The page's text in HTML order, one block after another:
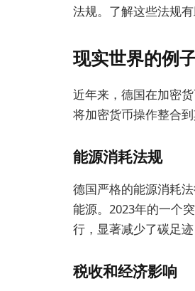
法规。了解这些法规
现实世界的例
近年来，德国在加密
将加密货币操作整合
能源消耗法规
德国严格的能源消耗
能源。2023年的一个
行，显著减少了碳足
税收和经济影响